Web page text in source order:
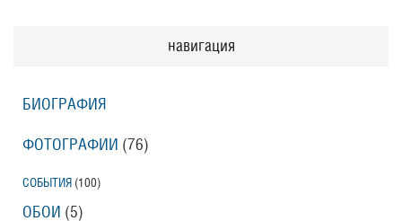
навигация
БИОГРАФИЯ
ФОТОГРАФИИ (76)
СОБЫТИЯ (100)
ОБОИ (5)